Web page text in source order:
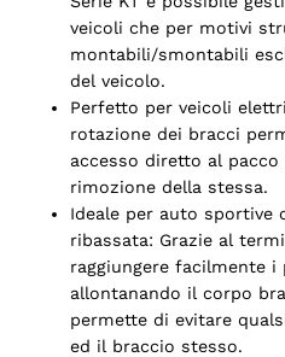
veicoli che per motivi
montabili/smontabili
del veicolo.
Perfetto per veicoli
rotazione dei bracci
accesso diretto al
rimozione della stessa.
Ideale per auto sportive
ribassata: Grazie al
raggiungere facilmente i
allontanando il corpo
permette di evitare
ed il braccio stesso.